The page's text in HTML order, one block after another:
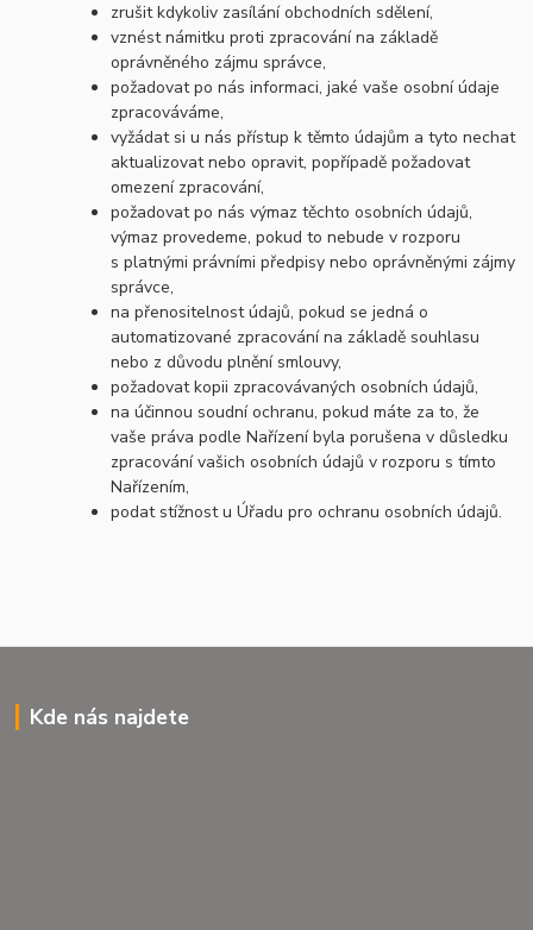
zrušit kdykoliv zasílání obchodních sdělení,
vznést námitku proti zpracování na základě
oprávněného zájmu správce,
požadovat po nás informaci, jaké vaše osobní údaje
zpracováváme,
vyžádat si u nás přístup k těmto údajům a tyto nechat
aktualizovat nebo opravit, popřípadě požadovat
omezení zpracování,
požadovat po nás výmaz těchto osobních údajů,
výmaz provedeme, pokud to nebude v rozporu
s platnými právními předpisy nebo oprávněnými zájmy
správce,
na přenositelnost údajů, pokud se jedná o
automatizované zpracování na základě souhlasu
nebo z důvodu plnění smlouvy,
požadovat kopii zpracovávaných osobních údajů,
na účinnou soudní ochranu, pokud máte za to, že
vaše práva podle Nařízení byla porušena v důsledku
zpracování vašich osobních údajů v rozporu s tímto
Nařízením,
podat stížnost u Úřadu pro ochranu osobních údajů.
Kde nás najdete